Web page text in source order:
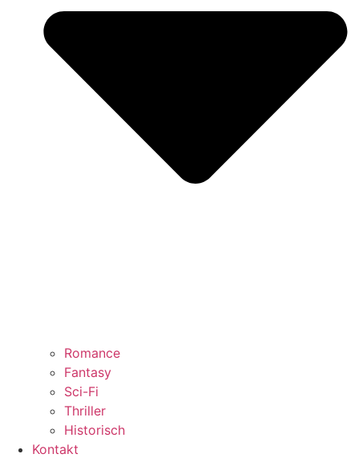
Romance
Fantasy
Sci-Fi
Thriller
Historisch
Kontakt